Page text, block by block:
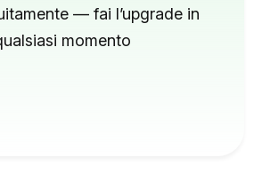
— fai l’upgrade in
momento